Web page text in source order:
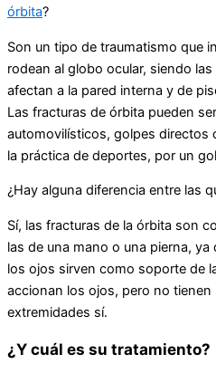
órbita?
Son un tipo de traumatismo que
rodean al globo ocular, siendo
afectan a la pared interna y de
Las fracturas de órbita pueden
automovilísticos, golpes directos
la práctica de deportes, por un
¿Hay alguna diferencia entre las
Sí, las fracturas de la órbita son
las de una mano o una pierna,
los ojos sirven como soporte de
accionan los ojos, pero no tienen
extremidades sí.
¿Y cuál es su tratamiento?